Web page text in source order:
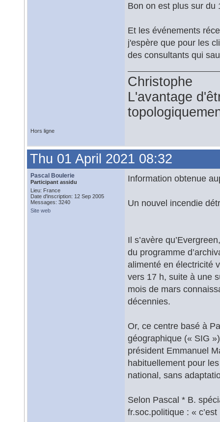
Bon on est plus sur du
Et les événements
j'espère que pour les
des consultants qui
Christophe
L'avantage
Hors ligne
Thu 01 April 2021 08:32
Pascal Boulerie
Participant assidu
Lieu: France
Date d'inscription: 12 Sep 2005
Messages: 3240
Site web
Information obtenue
Un nouvel incendie
Il s’avère
du programme
alimenté en électricité
vers 17 h, suite à une
mois de mars
décennies.
Or, ce centre basé à
géographique (« SIG
président Emmanuel
habituellement pour
national, sans
Selon Pascal * B.
fr.soc.politique : «